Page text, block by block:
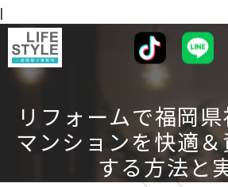
|
リフォームで福岡
マンションを快適＆
する方法と